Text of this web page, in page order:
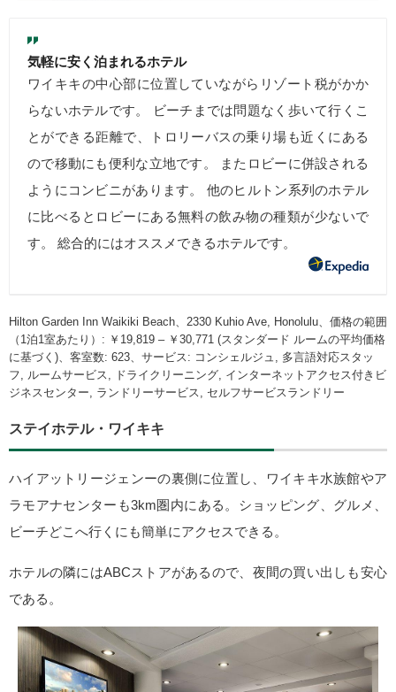
気軽に安く泊まれるホテル
ワイキキの中心部に位置していながらリゾート税がかか
らないホテルです。 ビーチまでは問題なく歩いて行くこ
とができる距離で、トロリーバスの乗り場も近くにある
ので移動にも便利な立地です。 またロビーに併設される
ようにコンビニがあります。 他のヒルトン系列のホテル
に比べるとロビーにある無料の飲み物の種類が少ないで
す。 総合的にはオススメできるホテルです。
Hilton Garden Inn Waikiki Beach、2330 Kuhio Ave, Honolulu、価格の範囲
（1泊1室あたり）: ￥19,819 – ￥30,771 (スタンダード ルームの平均価格
に基づく)、客室数: 623、サービス: コンシェルジュ, 多言語対応スタッ
フ, ルームサービス, ドライクリーニング, インターネットアクセス付きビ
ジネスセンター, ランドリーサービス, セルフサービスランドリー
ステイホテル・ワイキキ
ハイアットリージェンーの裏側に位置し、ワイキキ水族館やア
ラモアナセンターも3km圏内にある。ショッピング、グルメ、
ビーチどこへ行くにも簡単にアクセスできる。
ホテルの隣にはABCストアがあるので、夜間の買い出しも安心
である。